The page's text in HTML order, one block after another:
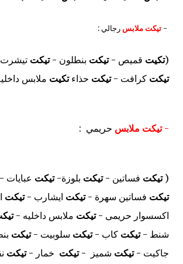
- تيكت ملابس رجالي :
(تكيت قميص -تيكت بنطلون -تيكت
تيكت كرافت -تيكت حذاءتكيت ملابس
-تيكت ملابس حريمي :
(تيكت فساتين -تيكت بلوزة-تيكت عبايات
تيكت فساتين سهرة -تيكت ايشارب -تيكت
اكسسوار حريمى -تيكت ملابس داخليه -
شنط -تيكت كاب -تيكت سلوبيت -تيكت
جاكيت -تيكت شميز -تيكت خمار -تيكت